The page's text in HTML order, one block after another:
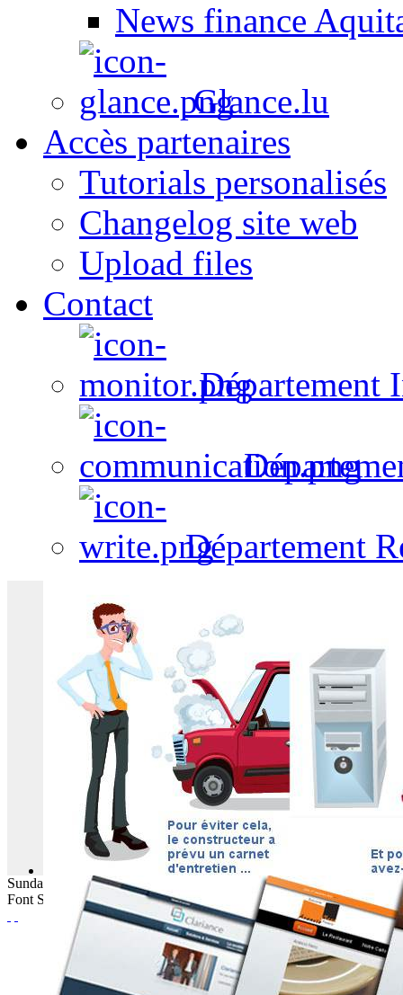
News finance
Glance.lu
Accès partenaires
Tutorials personalisés
Changelog site web
Upload files
Contact
Département
Département
Sunday August 2026
Font Size